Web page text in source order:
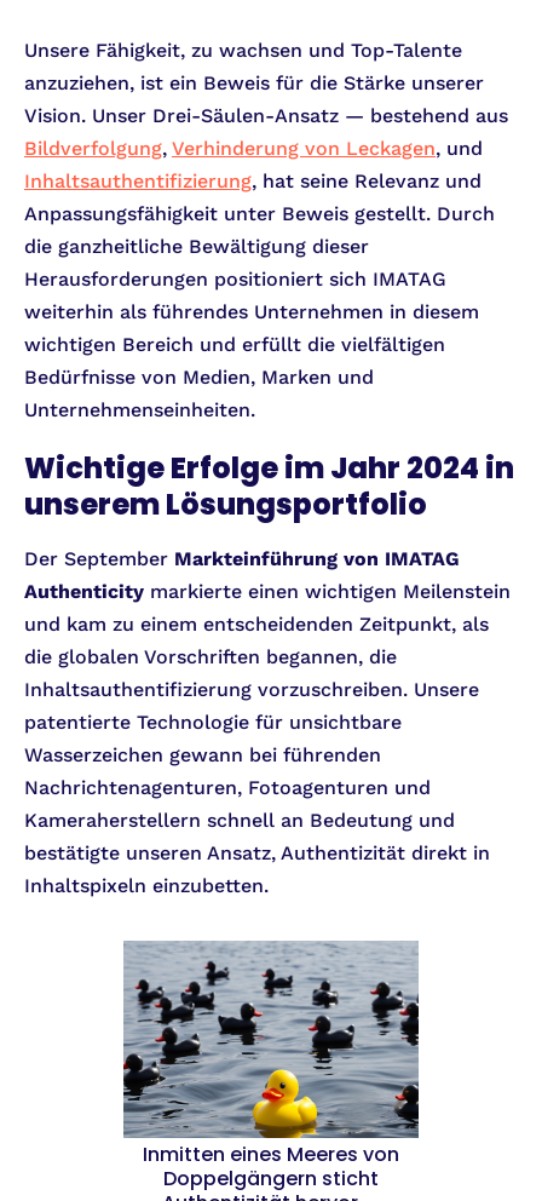
Unsere Fähigkeit, zu wachsen und Top-Talente
anzuziehen, ist ein Beweis für die Stärke unserer
Vision. Unser Drei-Säulen-Ansatz — bestehend aus
Bildverfolgung, Verhinderung von Leckagen, und
Inhaltsauthentifizierung, hat seine Relevanz und
Anpassungsfähigkeit unter Beweis gestellt. Durch
die ganzheitliche Bewältigung dieser
Herausforderungen positioniert sich IMATAG
weiterhin als führendes Unternehmen in diesem
wichtigen Bereich und erfüllt die vielfältigen
Bedürfnisse von Medien, Marken und
Unternehmenseinheiten.
Wichtige Erfolge im Jahr 2024 in
unserem Lösungsportfolio
Der September Markteinführung von IMATAG
Authenticity markierte einen wichtigen Meilenstein
und kam zu einem entscheidenden Zeitpunkt, als
die globalen Vorschriften begannen, die
Inhaltsauthentifizierung vorzuschreiben. Unsere
patentierte Technologie für unsichtbare
Wasserzeichen gewann bei führenden
Nachrichtenagenturen, Fotoagenturen und
Kameraherstellern schnell an Bedeutung und
bestätigte unseren Ansatz, Authentizität direkt in
Inhaltspixeln einzubetten.
Inmitten eines Meeres von
Doppelgängern sticht